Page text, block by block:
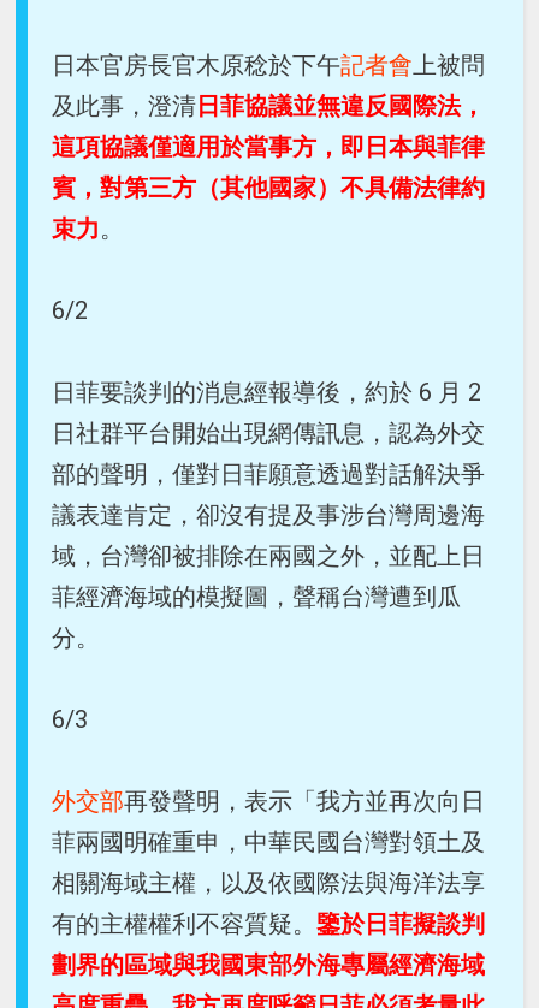
日本官房長官木原稔於下午記者會上被問
及此事，澄清 日菲協議並無違反國際法，
這項協議僅適用於當事方，即日本與菲律
賓，對第三方（其他國家）不具備法律約
束力。
6/2
日菲要談判的消息經報導後，約於 6 月 2
日社群平台開始出現網傳訊息，認為外交
部的聲明，僅對日菲願意透過對話解決爭
議表達肯定，卻沒有提及事涉台灣周邊海
域，台灣卻被排除在兩國之外，並配上日
菲經濟海域的模擬圖，聲稱台灣遭到瓜
分。
6/3
外交部再發聲明，表示「我方並再次向日
菲兩國明確重申，中華民國台灣對領土及
相關海域主權，以及依國際法與海洋法享
有的主權權利不容質疑。鑒於日菲擬談判
劃界的區域與我國東部外海專屬經濟海域